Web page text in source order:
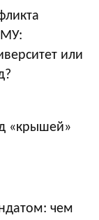
или
«крышей»
чем